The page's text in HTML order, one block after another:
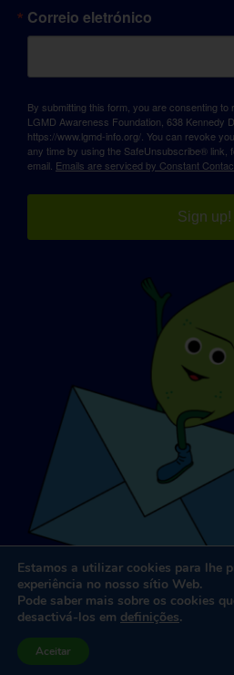
Correio eletrónico
By submitting this form, you are consenting to
LGMD Awareness Foundation, 638 Kennedy
https://www.lgmd-info.org/. You can revoke
any time by using the SafeUnsubscribe® link,
email. Emails are serviced by Constant
Sign up!
Associados
Estamos a utilizar cookies para lhe
experiência no nosso sítio Web.
Pode saber mais sobre os cookies
desactivá-los em definições.
Aceitar